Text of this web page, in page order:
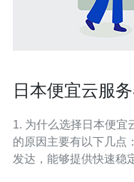
日本便宜云服
1. 为什么选择日本便宜
的原因主要有以下几点
发达，能够提供快速稳